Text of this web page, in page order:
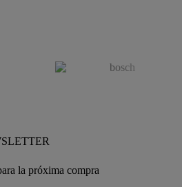
la próxima compra